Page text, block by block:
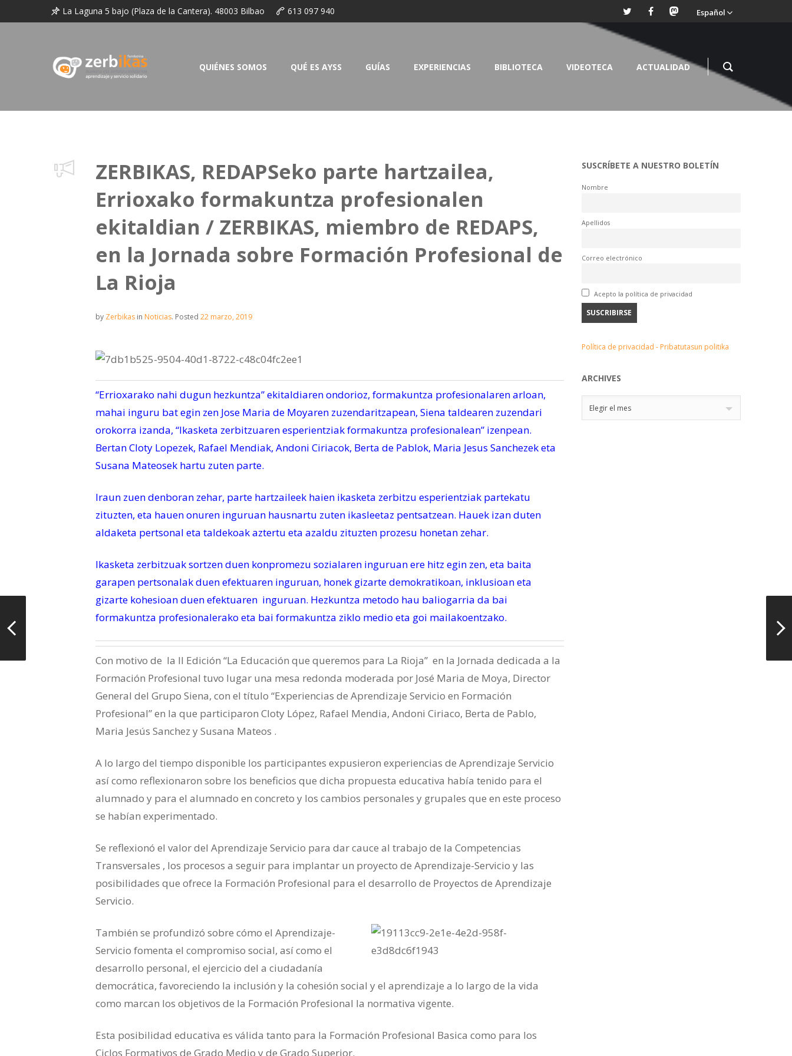
La Laguna 5 bajo (Plaza de la Cantera). 48003 Bilbao 613 097 940 Español
QUIÉNES SOMOS QUÉ ES AYSS GUÍAS EXPERIENCIAS BIBLIOTECA VIDEOTECA ACTUALIDAD
ZERBIKAS, REDAPSeko parte hartzailea,
Errioxako formakuntza profesionalen
ekitaldian / ZERBIKAS, miembro de REDAPS,
en la Jornada sobre Formación Profesional de
La Rioja
by Zerbikas in Noticias. Posted 22 marzo, 2019
“Errioxarako nahi dugun hezkuntza” ekitaldiaren ondorioz, formakuntza profesionalaren arloan,
mahai inguru bat egin zen Jose Maria de Moyaren zuzendaritzapean, Siena taldearen zuzendari
orokorra izanda, “Ikasketa zerbitzuaren esperientziak formakuntza profesionalean” izenpean.
Bertan Cloty Lopezek, Rafael Mendiak, Andoni Ciriacok, Berta de Pablok, Maria Jesus Sanchezek eta
Susana Mateosek hartu zuten parte.
Iraun zuen denboran zehar, parte hartzaileek haien ikasketa zerbitzu esperientziak partekatu
zituzten, eta hauen onuren inguruan hausnartu zuten ikasleetaz pentsatzean. Hauek izan duten
aldaketa pertsonal eta taldekoak aztertu eta azaldu zituzten prozesu honetan zehar.
Ikasketa zerbitzuak sortzen duen konpromezu sozialaren inguruan ere hitz egin zen, eta baita
garapen pertsonalak duen efektuaren inguruan, honek gizarte demokratikoan, inklusioan eta
gizarte kohesioan duen efektuaren inguruan. Hezkuntza metodo hau baliogarria da bai
formakuntza profesionalerako eta bai formakuntza ziklo medio eta goi mailakoentzako.
Con motivo de la II Edición “La Educación que queremos para La Rioja” en la Jornada dedicada a la
Formación Profesional tuvo lugar una mesa redonda moderada por José Maria de Moya, Director
General del Grupo Siena, con el título “Experiencias de Aprendizaje Servicio en Formación
Profesional” en la que participaron Cloty López, Rafael Mendia, Andoni Ciriaco, Berta de Pablo,
Maria Jesús Sanchez y Susana Mateos .
A lo largo del tiempo disponible los participantes expusieron experiencias de Aprendizaje Servicio
así como reflexionaron sobre los beneficios que dicha propuesta educativa había tenido para el
alumnado y para el alumnado en concreto y los cambios personales y grupales que en este proceso
se habían experimentado.
Se reflexionó el valor del Aprendizaje Servicio para dar cauce al trabajo de la Competencias
Transversales , los procesos a seguir para implantar un proyecto de Aprendizaje-Servicio y las
posibilidades que ofrece la Formación Profesional para el desarrollo de Proyectos de Aprendizaje
Servicio.
También se profundizó sobre cómo el Aprendizaje-
Servicio fomenta el compromiso social, así como el
desarrollo personal, el ejercicio del a ciudadanía
democrática, favoreciendo la inclusión y la cohesión social y el aprendizaje a lo largo de la vida
como marcan los objetivos de la Formación Profesional la normativa vigente.
Esta posibilidad educativa es válida tanto para la Formación Profesional Basica como para los
Ciclos Formativos de Grado Medio y de Grado Superior.
SUSCRÍBETE A NUESTRO BOLETÍN
Nombre
Apellidos
Correo electrónico
Acepto la política de privacidad
Política de privacidad - Pribatutasun politika
ARCHIVES
Elegir el mes